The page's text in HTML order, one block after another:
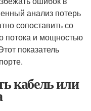
анализ потерь
сопоставить со
потока и мощностью
показатель
кабель или